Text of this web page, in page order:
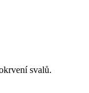
svalů.